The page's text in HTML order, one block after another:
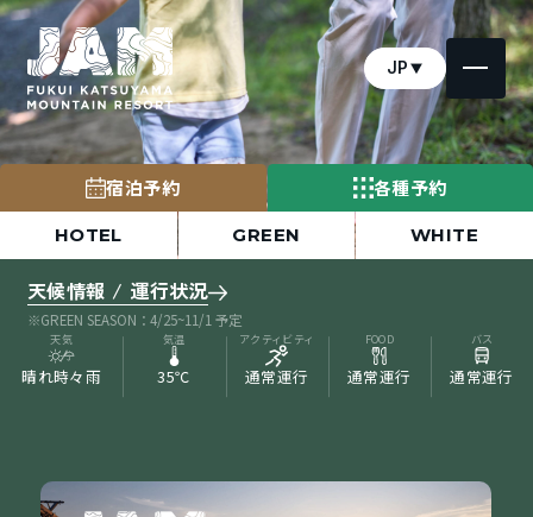
JP
宿泊予約 各種予約
HOTEL GREEN WHITE
天候情報 / 運行状況
※GREEN SEASON：4/25~11/1 予定
天気
晴れ時々雨
気温
35℃
アクティビティ
通常運行
FOOD
通常運行
バス
通常運行